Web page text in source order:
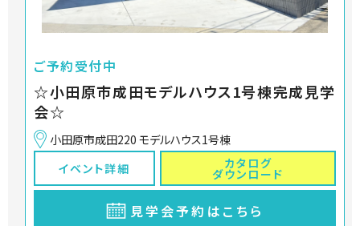
ご予約受付中
☆小田原市成田モデルハウス1号棟完成見学
会☆
小田原市成田220 モデルハウス1号棟
イベント詳細
カタログ
ダウンロード
見学会予約はこちら